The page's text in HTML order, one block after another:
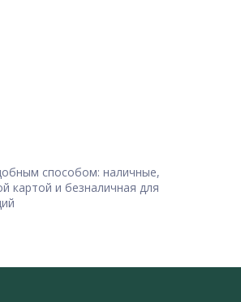
способом: наличные,
картой и безналичная для